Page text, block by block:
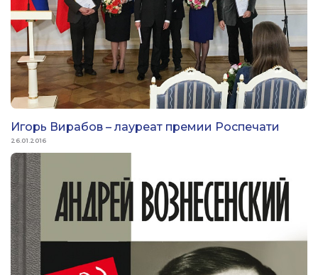
Игорь Вирабов – лауреат премии Роспечати
26.01.2016